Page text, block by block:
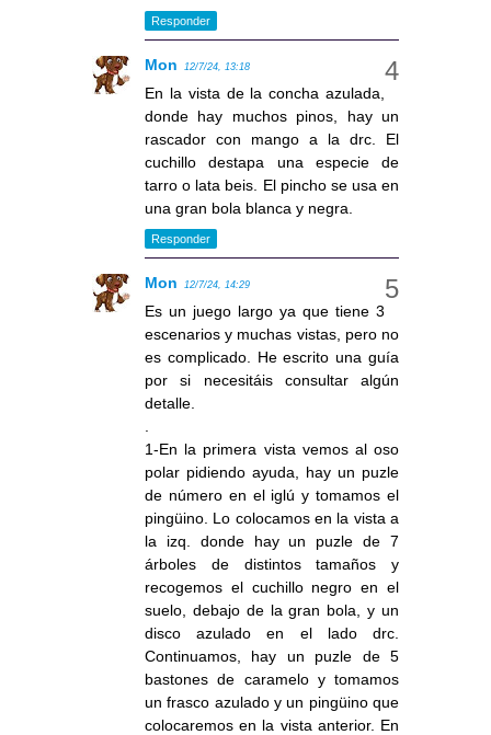
Responder
Mon 12/7/24, 13:18
En la vista de la concha azulada,
donde hay muchos pinos, hay un
rascador con mango a la drc. El
cuchillo destapa una especie de
tarro o lata beis. El pincho se usa en
una gran bola blanca y negra.
Responder
Mon 12/7/24, 14:29
Es un juego largo ya que tiene 3
escenarios y muchas vistas, pero no
es complicado. He escrito una guía
por si necesitáis consultar algún
detalle.
1-En la primera vista vemos al oso
polar pidiendo ayuda, hay un puzle
de número en el iglú y tomamos el
pingüino. Lo colocamos en la vista a
la izq. donde hay un puzle de 7
árboles de distintos tamaños y
recogemos el cuchillo negro en el
suelo, debajo de la gran bola, y un
disco azulado en el lado drc.
Continuamos, hay un puzle de 5
bastones de caramelo y tomamos
un frasco azulado y un pingüino que
colocaremos en la vista anterior. En